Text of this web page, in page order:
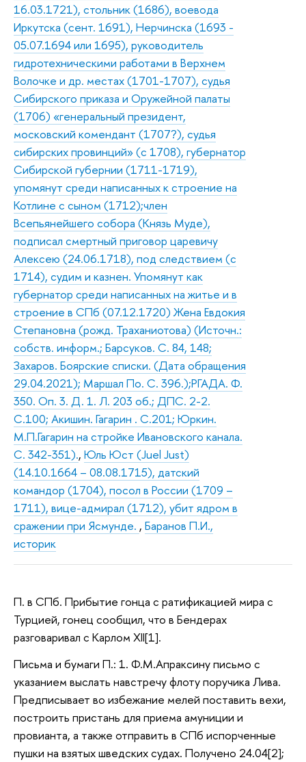
16.03.1721), стольник (1686), воевода
Иркутска (сент. 1691), Нерчинска (1693 -
05.07.1694 или 1695), руководитель
гидротехническими работами в Верхнем
Волочке и др. местах (1701-1707), судья
Сибирского приказа и Оружейной палаты
(1706) «генеральный президент,
московский комендант (1707?), судья
сибирских провинций» (с 1708), губернатор
Сибирской губернии (1711-1719),
упомянут среди написанных к строение на
Котлине с сыном (1712);член
Всепьянейшего собора (Князь Муде),
подписал смертный приговор царевичу
Алексею (24.06.1718), под следствием (с
1714), судим и казнен. Упомянут как
губернатор среди написанных на житье и в
строение в СПб (07.12.1720) Жена Евдокия
Степановна (рожд. Траханиотова) (Источн.:
собств. информ.; Барсуков. С. 84, 148;
Захаров. Боярские списки. (Дата обращения
29.04.2021); Маршал По. С. 396.);РГАДА. Ф.
350. Оп. 3. Д. 1. Л. 203 об.; ДПС. 2-2.
С.100; Акишин. Гагарин . С.201; Юркин.
М.П.Гагарин на стройке Ивановского канала.
С. 342-351)., Юль Юст (Juel Just)
(14.10.1664 – 08.08.1715), датский
командор (1704), посол в России (1709 –
1711), вице-адмирал (1712), убит ядром в
сражении при Ясмунде. , Баранов П.И.,
историк
П. в СПб. Прибытие гонца с ратификацией мира с
Турцией, гонец сообщил, что в Бендерах
разговаривал с Карлом XII[1].
Письма и бумаги П.: 1. Ф.М.Апраксину письмо с
указанием выслать навстречу флоту поручика Лива.
Предписывает во избежание мелей поставить вехи,
построить пристань для приема амуниции и
провианта, а также отправить в СПб испорченные
пушки на взятых шведских судах. Получено 24.04[2];